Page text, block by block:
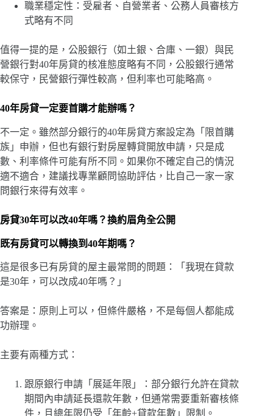
職業穩定性：受雇者、自營業者、公務人員審核方
式略有不同
值得一提的是，公股銀行（如土銀、合庫、一銀）與民
營銀行對40年房貸的核准態度略有不同，公股銀行通常
較保守，民營銀行彈性較高，但利率也可能略高。
40年房貸一定要首購才能辦嗎？
不一定。雖然部分銀行的40年房貸方案設定為「限首購
族」申辦，但也有銀行對房屋轉貸開放申請，只是成
數、利率條件可能有所不同。如果你不確定自己的情況
適不適合，建議找專業顧問協助評估，比自己一家一家
問銀行來得有效率。
房貸30年可以改40年嗎？換約眉角全公開
既有房貸可以轉換到40年期嗎？
這是很多已有房貸的屋主最常問的問題：「我現在貸款
是30年，可以改成40年嗎？」
答案是：原則上可以，但條件嚴格，不是每個人都能成
功辦理。
主要有兩種方式：
跟原銀行申請「展延年限」：部分銀行允許在貸款
期間內申請延長還款年數，但通常需要重新審核條
件，且總年限仍受「年齡+貸款年數」限制。